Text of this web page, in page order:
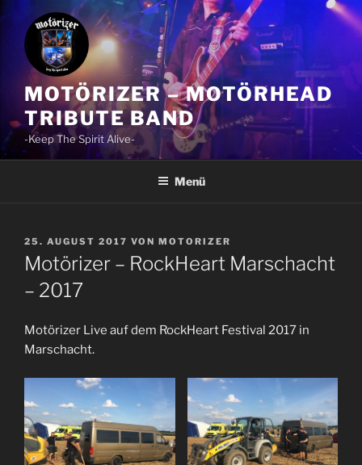
Inhalt
springen
MOTÖRIZER – MOTÖRHEAD
TRIBUTE BAND
-Keep The Spirit Alive-
Menü
VERÖFFENTLICHT
AM
25. AUGUST 2017 VON MOTORIZER
Motörizer – RockHeart Marschacht
– 2017
Motörizer Live auf dem RockHeart Festival 2017 in
Marschacht.